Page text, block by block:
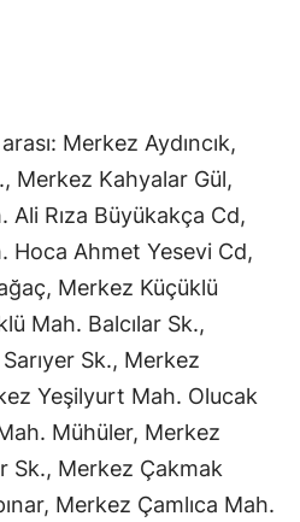
Merkez Aydıncık,
Merkez Kahyalar Gül,
Rıza Büyükakça Cd,
Hoca Ahmet Yesevi Cd,
Merkez Küçüklü
Mah. Balcılar Sk.,
Sk., Merkez
Yeşilyurt Mah. Olucak
Mühüler, Merkez
Sk., Merkez Çakmak
Merkez Çamlıca Mah.